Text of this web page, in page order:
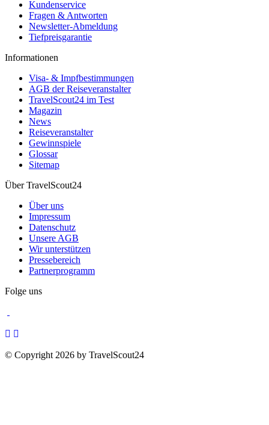
Kundenservice
Fragen & Antworten
Newsletter-Abmeldung
Tiefpreisgarantie
Informationen
Visa- & Impfbestimmungen
AGB der Reiseveranstalter
TravelScout24 im Test
Magazin
News
Reiseveranstalter
Gewinnspiele
Glossar
Sitemap
Über TravelScout24
Über uns
Impressum
Datenschutz
Unsere AGB
Wir unterstützen
Pressebereich
Partnerprogramm
Folge uns
© Copyright 2026 by TravelScout24